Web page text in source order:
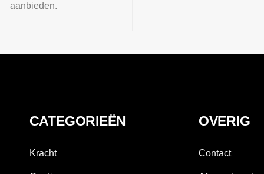
aanbieden.
CATEGORIEËN
Kracht
OVERIG
Contact